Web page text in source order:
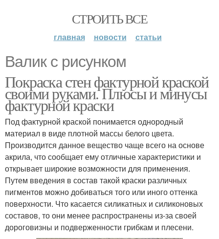
СТРОИТЬ ВСЕ
главная новости статьи
Валик с рисунком
Покраска стен фактурной краской
своими руками. Плюсы и минусы
фактурной краски
Под фактурной краской понимается однородный
материал в виде плотной массы белого цвета.
Производится данное вещество чаще всего на основе
акрила, что сообщает ему отличные характеристики и
открывает широкие возможности для применения.
Путем введения в состав такой краски различных
пигментов можно добиваться того или иного оттенка
поверхности. Что касается силикатных и силиконовых
составов, то они менее распространены из-за своей
дороговизны и подверженности грибкам и плесени.